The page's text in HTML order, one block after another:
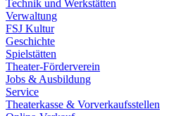
Technik und Werkstätten
Verwaltung
FSJ Kultur
Geschichte
Spielstätten
Theater-Förderverein
Jobs & Ausbildung
Service
Theaterkasse & Vorverkaufsstellen